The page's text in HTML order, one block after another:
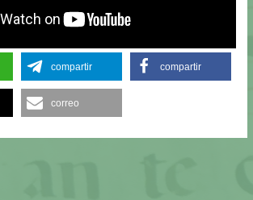
compartir compartir
correo